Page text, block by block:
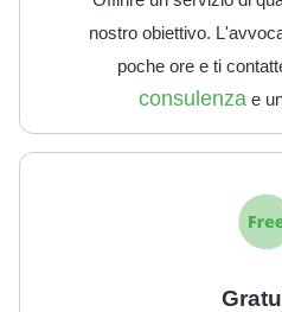
nostro obiettivo.
poche ore e ti
consulenza e